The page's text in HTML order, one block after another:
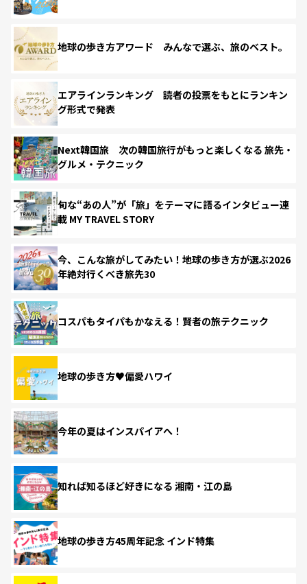
地球の歩き方アワード みんなで選ぶ、旅のベスト。
エアラインランキング 読者の投票をもとにランキン
グ形式で発表
Next韓国旅 次の韓国旅行がもっと楽しくなる 旅先・
グルメ・テクニック
旬な“あの人”が「旅」をテーマに語るインタビュー連
載 MY TRAVEL STORY
今、こんな旅がしてみたい！地球の歩き方が選ぶ2026
年絶対行くべき旅先30
コスパもタイパもかなえる！賢者の旅テクニック
地球の歩き方♥偏愛ハワイ
今年の夏はインスパイアへ！
知れば知るほど好きになる 湘南・江の島
地球の歩き方45周年記念 インド特集